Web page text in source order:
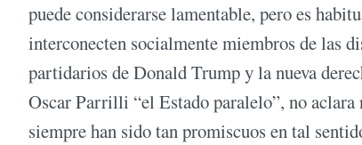
puede considerarse lamentable, pero es
interconecten socialmente miembros de las
partidarios de Donald Trump y la nueva
Oscar Parrilli “el Estado paralelo”, no
siempre han sido tan promiscuos en tal